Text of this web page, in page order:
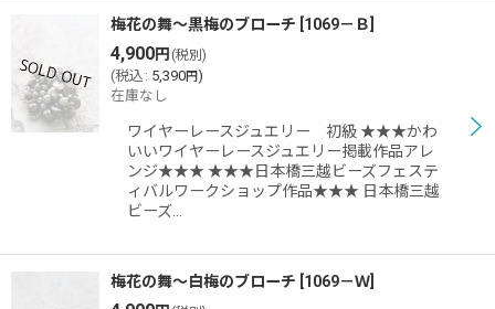
梅花の舞〜黒梅のブローチ 1069－Ｂ
4,900円 (税別)
(税込 : 5,390円)
在庫なし
ワイヤーレースジュエリー 初級 ★★★かわ
いいワイヤーレースジュエリー掲載作品アレ
ンジ★★★ ★★★日本橋三越ビーズフェステ
ィバルワークショップ作品★★★ 日本橋三越
ビーズ…
梅花の舞〜白梅のブローチ 1069－Ｗ